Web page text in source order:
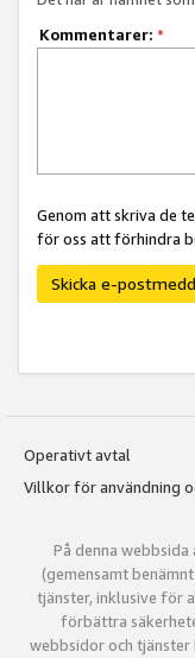
Kommentarer: *
Genom att skriva de
för oss att förhindra
Skicka e-
Operativt avtal
Villkor för användning
På denna
(gemensamt
tjänster, inklusive för
förbättra
webbsidor och tjänster